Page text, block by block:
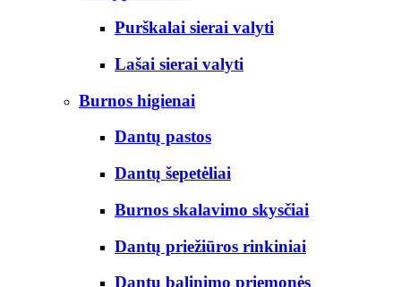
Purškalai sierai valyti
Lašai sierai valyti
Burnos higienai
Dantų pastos
Dantų šepetėliai
Burnos skalavimo skysčiai
Dantų priežiūros rinkiniai
Dantų balinimo priemonės